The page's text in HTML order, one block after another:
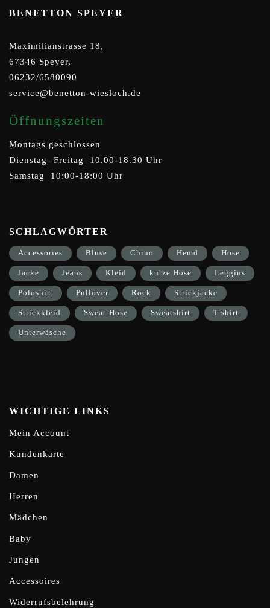
BENETTON SPEYER
Maximilianstrasse 18,
67346 Speyer,
06232/6580090
service@benetton-wiesloch.de
Öffnungszeiten
Montags geschlossen
Dienstag- Freitag 10.00-18.30 Uhr
Samstag 10:00-18:00 Uhr
SCHLAGWÖRTER
Accessories Bluse Chino Hemd Hose
Jacke Jeans Kleid kurze Hose Leggins
Poloshirt Pullover Rock Strickjacke
Strickkleid Sweat-Hose Sweatshirt T-shirt
Unterwäsche
WICHTIGE LINKS
Mein Account
Kundenkarte
Damen
Herren
Mädchen
Baby
Jungen
Accessoires
Widerrufsbelehrung